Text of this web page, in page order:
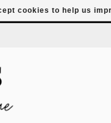
cookies to help us